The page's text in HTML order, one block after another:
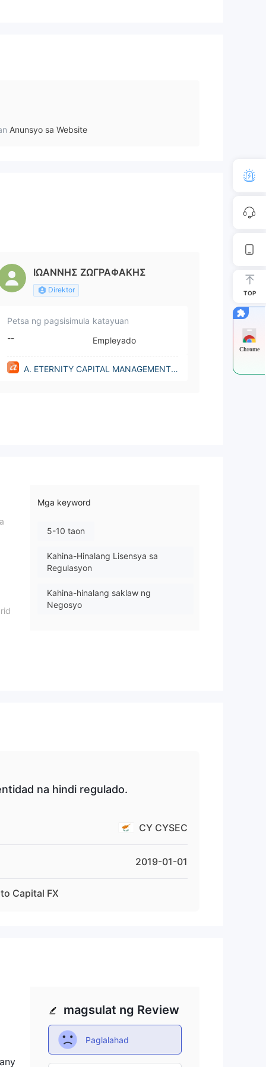
Anunsyo sa Website
ΙΩΑΝΝΗΣ ΖΩΓΡΑΦAΚΗΣ
Direktor
Petsa ng pagsisimula
--
katayuan
Empleyado
A. ETERNITY CAPITAL MANAGEMENT L
Mga keyword
5-10 taon
Kahina-Hinalang Lisensya sa
Regulasyon
Kahina-hinalang saklaw ng
Negosyo
na hindi regulado.
CY CYSEC
2019-01-01
Capital FX
magsulat ng Review
Paglalahad
TOP
Chrome